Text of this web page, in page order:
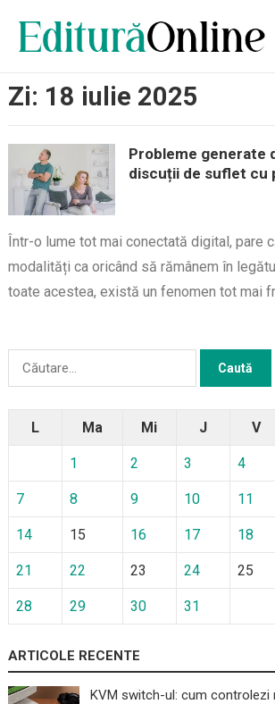
Zi: 18 iulie 2025
Probleme generate
discuții de suflet cu
Într-o lume tot mai conectată digital, pare
modalități ca oricând să rămânem în
toate acestea, există un fenomen tot mai
Caută
L Ma Mi J V
1 2 3 4
7 8 9 10 11
14 15 16 17 18
21 22 23 24 25
28 29 30 31
ARTICOLE RECENTE
KVM switch-ul: cum controlezi